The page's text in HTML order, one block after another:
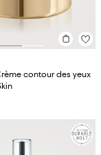
contour des yeux